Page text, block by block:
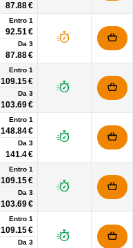
87.88 €
Entro 1
92.51 €
Da 3
87.88 €
Entro 1
109.15 €
Da 3
103.69 €
Entro 1
148.84 €
Da 3
141.4 €
Entro 1
109.15 €
Da 3
103.69 €
Entro 1
109.15 €
Da 3